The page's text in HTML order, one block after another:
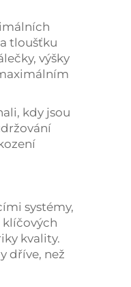
tloušťku
výšky
kdy jsou
systémy,
klíčových
kvality.
dříve, než